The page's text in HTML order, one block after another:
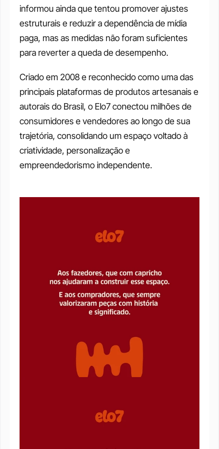
informou ainda que tentou promover ajustes
estruturais e reduzir a dependência de mídia
paga, mas as medidas não foram suficientes
para reverter a queda de desempenho.
Criado em 2008 e reconhecido como uma das
principais plataformas de produtos artesanais e
autorais do Brasil, o Elo7 conectou milhões de
consumidores e vendedores ao longo de sua
trajetória, consolidando um espaço voltado à
criatividade, personalização e
empreendedorismo independente.